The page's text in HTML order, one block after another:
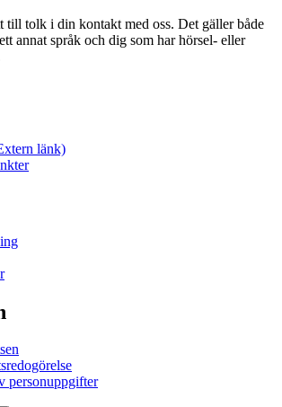
till tolk i din kontakt med oss. Det gäller både
annat språk och dig som har hörsel- eller
länk)
personuppgifter